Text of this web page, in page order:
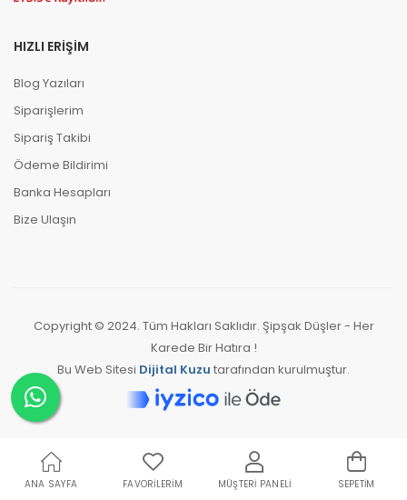
HIZLI ERIŞIM
Blog Yazıları
Siparişlerim
Sipariş Takibi
Ödeme Bildirimi
Banka Hesapları
Bize Ulaşın
Copyright © 2024. Tüm Hakları Saklıdır. Şipşak Düşler - Her
Karede Bir Hatıra !
Bu Web Sitesi Dijital Kuzu tarafından kurulmuştur.
ANA SAYFA FAVORILERIM MÜŞTERI PANELI SEPETIM